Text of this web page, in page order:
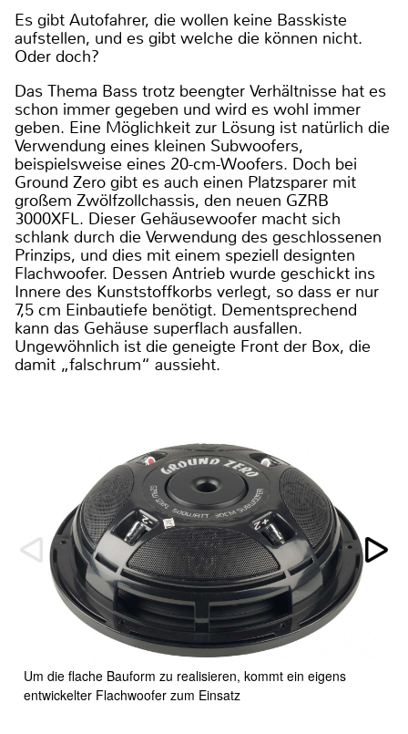
Es gibt Autofahrer, die wollen keine Basskiste
aufstellen, und es gibt welche die können nicht.
Oder doch?
Das Thema Bass trotz beengter Verhältnisse hat es
schon immer gegeben und wird es wohl immer
geben. Eine Möglichkeit zur Lösung ist natürlich die
Verwendung eines kleinen Subwoofers,
beispielsweise eines 20-cm-Woofers. Doch bei
Ground Zero gibt es auch einen Platzsparer mit
großem Zwölfzollchassis, den neuen GZRB
3000XFL. Dieser Gehäusewoofer macht sich
schlank durch die Verwendung des geschlossenen
Prinzips, und dies mit einem speziell designten
Flachwoofer. Dessen Antrieb wurde geschickt ins
Innere des Kunststoffkorbs verlegt, so dass er nur
7,5 cm Einbautiefe benötigt. Dementsprechend
kann das Gehäuse superflach ausfallen.
Ungewöhnlich ist die geneigte Front der Box, die
damit „falschrum“ aussieht.
Um die flache Bauform zu realisieren, kommt ein eigens
entwickelter Flachwoofer zum Einsatz